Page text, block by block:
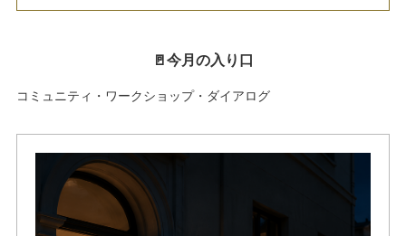
🚪今月の入り口
コミュニティ・ワークショップ・ダイアログ